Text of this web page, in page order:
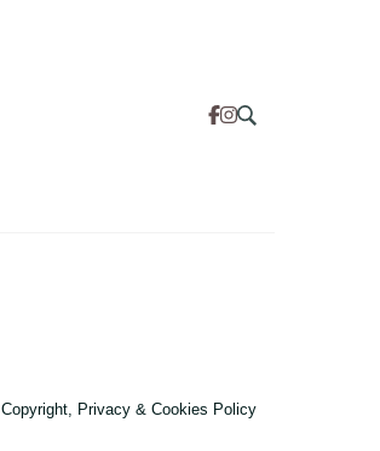
Copyright, Privacy & Cookies Policy